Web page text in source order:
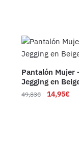
Pantalón Mujer
Jegging en
49,83€ 14,95€